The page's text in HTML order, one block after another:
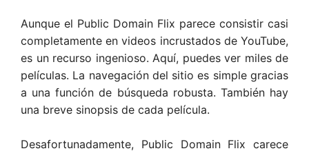
Aunque el Public Domain Flix parece consistir casi
completamente en videos incrustados de YouTube,
es un recurso ingenioso. Aquí, puedes ver miles de
películas. La navegación del sitio es simple gracias
a una función de búsqueda robusta. También hay
una breve sinopsis de cada película.
Desafortunadamente, Public Domain Flix carece